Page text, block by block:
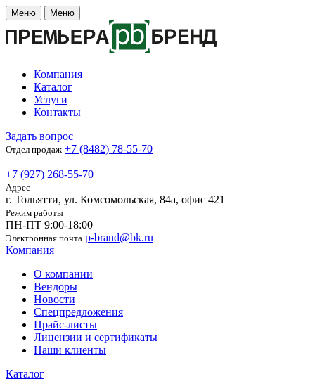
Меню Меню
Компания
Каталог
Услуги
Контакты
Задать вопрос
Отдел продаж +7 (8482) 78-55-70
+7 (927) 268-55-70
Адрес
г. Тольятти, ул. Комсомольская, 84а, офис 421
Режим работы
ПН-ПТ 9:00-18:00
Электронная почта p-brand@bk.ru
Компания
О компании
Вендоры
Новости
Спецпредложения
Прайс-листы
Лицензии и сертификаты
Наши клиенты
Каталог